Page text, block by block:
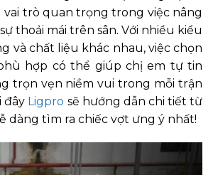
vai trò quan trọng trong việc nâng
thoải mái trên sân. Với nhiều kiểu
và chất liệu khác nhau, việc chọn
hợp có thể giúp chị em tự tin
trọn vẹn niềm vui trong mỗi trận
đây Ligpro sẽ hướng dẫn chi tiết từ
dàng tìm ra chiếc vợt ưng ý nhất!